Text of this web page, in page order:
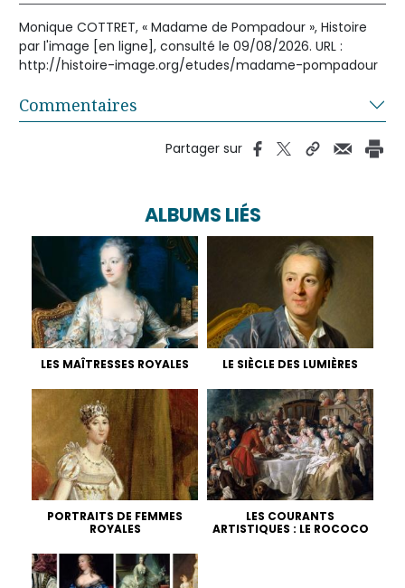
Monique COTTRET, « Madame de Pompadour », Histoire
par l'image [en ligne], consulté le 09/08/2026. URL :
http://histoire-image.org/etudes/madame-pompadour
Commentaires
Partager sur
ALBUMS LIÉS
LES MAÎTRESSES ROYALES LE SIÈCLE DES LUMIÈRES
PORTRAITS DE FEMMES
ROYALES
LES COURANTS
ARTISTIQUES : LE ROCOCO